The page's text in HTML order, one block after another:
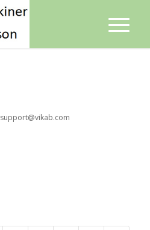
support@vikab.com